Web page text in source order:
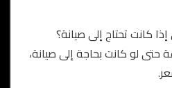
حتى لو كانت بحاجة إلى صيانة،